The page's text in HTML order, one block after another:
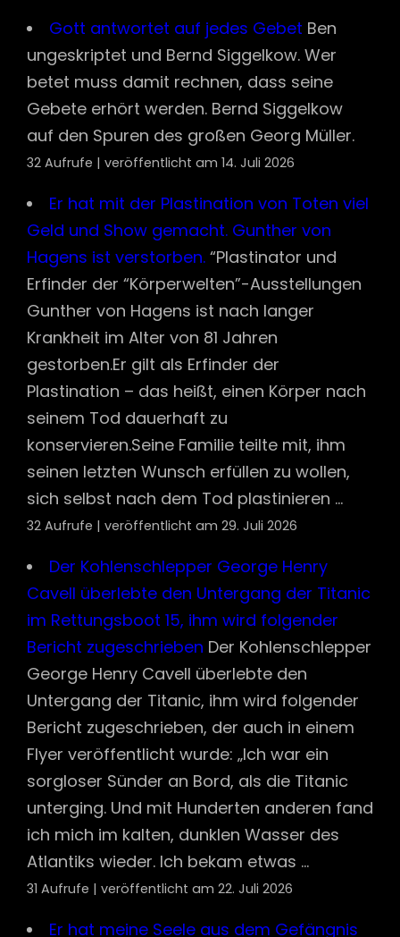
Gott antwortet auf jedes Gebet Ben
ungeskriptet und Bernd Siggelkow. Wer
betet muss damit rechnen, dass seine
Gebete erhört werden. Bernd Siggelkow
auf den Spuren des großen Georg Müller.
32 Aufrufe | veröffentlicht am 14. Juli 2026
Er hat mit der Plastination von Toten viel
Geld und Show gemacht. Gunther von
Hagens ist verstorben. “Plastinator und
Erfinder der “Körperwelten”-Ausstellungen
Gunther von Hagens ist nach langer
Krankheit im Alter von 81 Jahren
gestorben.Er gilt als Erfinder der
Plastination – das heißt, einen Körper nach
seinem Tod dauerhaft zu
konservieren.Seine Familie teilte mit, ihm
seinen letzten Wunsch erfüllen zu wollen,
sich selbst nach dem Tod plastinieren ...
32 Aufrufe | veröffentlicht am 29. Juli 2026
Der Kohlenschlepper George Henry
Cavell überlebte den Untergang der Titanic
im Rettungsboot 15, ihm wird folgender
Bericht zugeschrieben Der Kohlenschlepper
George Henry Cavell überlebte den
Untergang der Titanic, ihm wird folgender
Bericht zugeschrieben, der auch in einem
Flyer veröffentlicht wurde: „Ich war ein
sorgloser Sünder an Bord, als die Titanic
unterging. Und mit Hunderten anderen fand
ich mich im kalten, dunklen Wasser des
Atlantiks wieder. Ich bekam etwas ...
31 Aufrufe | veröffentlicht am 22. Juli 2026
Er hat meine Seele aus dem Gefängnis